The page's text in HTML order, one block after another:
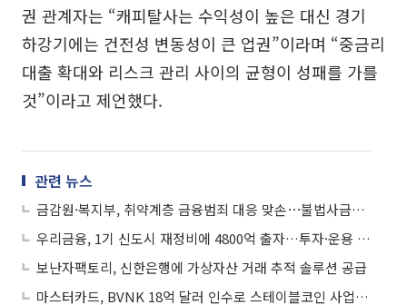
권 관계자는 “캐피탈사는 수익성이 높은 대신 경기
하강기에는 건전성 변동성이 큰 업권”이라며 “중금리
대출 확대와 리스크 관리 사이의 균형이 성패를 가를
것”이라고 제언했다.
관련 뉴스
금감원·복지부, 취약계층 금융범죄 대응 맞손⋯불법사금융 원스톱 지원
우리금융, 1기 신도시 재정비에 4800억 출자…투자·운용 전방위 참여
보난자팩토리, 신한은행에 가상자산 거래 추적 솔루션 공급
마스터카드, BVNK 18억 달러 인수로 스테이블코인 사업 본격 확장